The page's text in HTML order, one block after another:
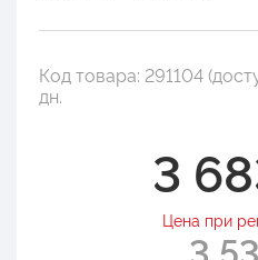
Код товара: 291104
дн.
3
Цена при
3